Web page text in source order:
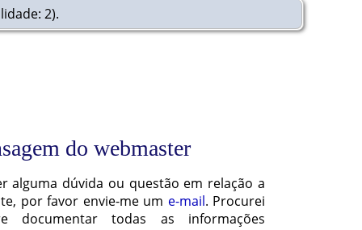
2).
do webmaster
alguma dúvida ou questão em relação a
por favor envie-me um e-mail. Procurei
documentar todas as informações